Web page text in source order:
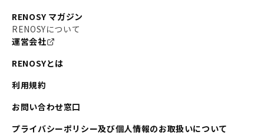
RENOSY マガジン
RENOSYについて
運営会社
RENOSYとは
利用規約
お問い合わせ窓口
プライバシーポリシー及び個人情報のお取扱いについて